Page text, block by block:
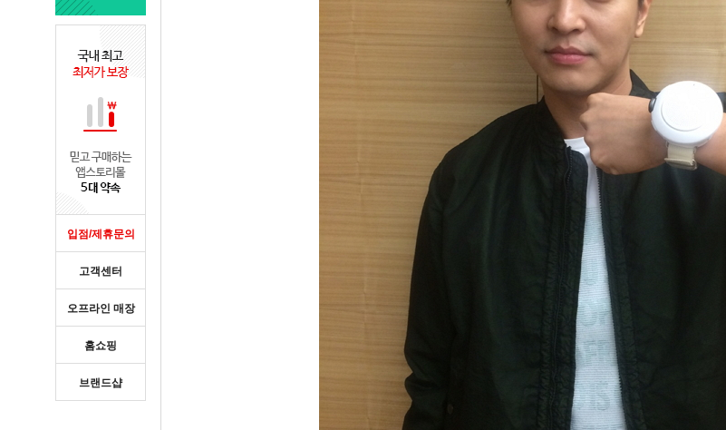
입점/제휴문의
고객센터
오프라인 매장
홈쇼핑
브랜드샵